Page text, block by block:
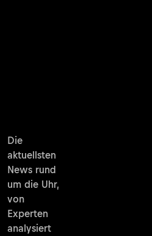
Die
aktuellsten
News rund
um die Uhr,
von
Experten
analysiert